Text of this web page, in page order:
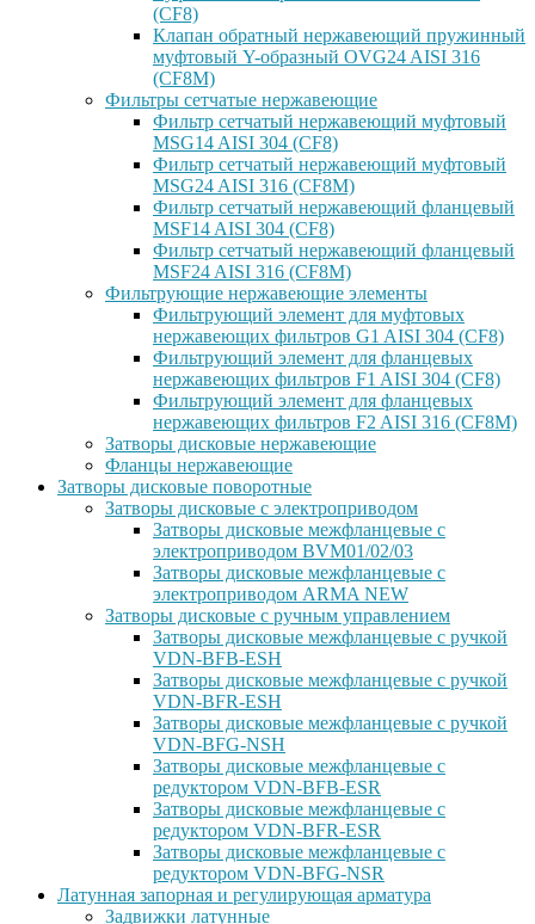
(CF8)
Клапан обратный нержавеющий пружинный
муфтовый Y-образный OVG24 AISI 316
(CF8М)
Фильтры сетчатые нержавеющие
Фильтр сетчатый нержавеющий муфтовый
MSG14 AISI 304 (CF8)
Фильтр сетчатый нержавеющий муфтовый
MSG24 AISI 316 (CF8M)
Фильтр сетчатый нержавеющий фланцевый
MSF14 AISI 304 (CF8)
Фильтр сетчатый нержавеющий фланцевый
MSF24 AISI 316 (CF8M)
Фильтрующие нержавеющие элементы
Фильтрующий элемент для муфтовых
нержавеющих фильтров G1 AISI 304 (CF8)
Фильтрующий элемент для фланцевых
нержавеющих фильтров F1 AISI 304 (CF8)
Фильтрующий элемент для фланцевых
нержавеющих фильтров F2 AISI 316 (CF8M)
Затворы дисковые нержавеющие
Фланцы нержавеющие
Затворы дисковые поворотные
Затворы дисковые с электроприводом
Затворы дисковые межфланцевые с
электроприводом BVM01/02/03
Затворы дисковые межфланцевые с
электроприводом ARMA NEW
Затворы дисковые с ручным управлением
Затворы дисковые межфланцевые с ручкой
VDN-BFB-ESH
Затворы дисковые межфланцевые с ручкой
VDN-BFR-ESH
Затворы дисковые межфланцевые с ручкой
VDN-BFG-NSH
Затворы дисковые межфланцевые с
редуктором VDN-BFB-ESR
Затворы дисковые межфланцевые с
редуктором VDN-BFR-ESR
Затворы дисковые межфланцевые с
редуктором VDN-BFG-NSR
Латунная запорная и регулирующая арматура
Задвижки латунные